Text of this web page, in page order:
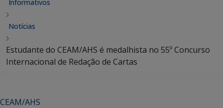
Informativos
Notícias
Estudante do CEAM/AHS é medalhista no 55º Concurso
Internacional de Redação de Cartas
CEAM/AHS